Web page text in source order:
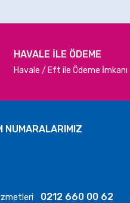
Metalize Gösteri Ponponu Kırmızı
150,00 TL
HAVALE İLE ÖDEME
Havale / Eft ile Ödeme İmkanı
NUMARALARIMIZ
0212 660 00 62